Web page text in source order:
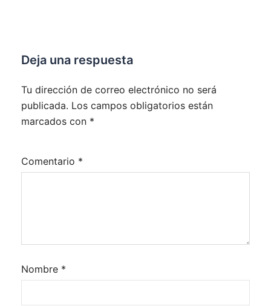
Deja una respuesta
Tu dirección de correo electrónico no será
publicada. Los campos obligatorios están
marcados con *
Comentario *
Nombre *